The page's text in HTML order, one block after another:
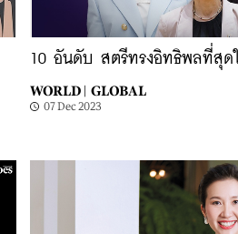
10 อันดับ สตรีทรงอิทธิพลที่สุด
WORLD | GLOBAL
07 Dec 2023